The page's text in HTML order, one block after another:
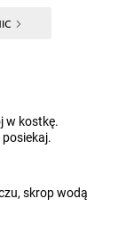
w kostkę.
posiekaj.
skrop wodą